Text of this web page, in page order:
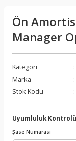
Ön
Manager
Kategori
Marka
Stok Kodu
Uyumluluk Kontrolü
Şase Numarası